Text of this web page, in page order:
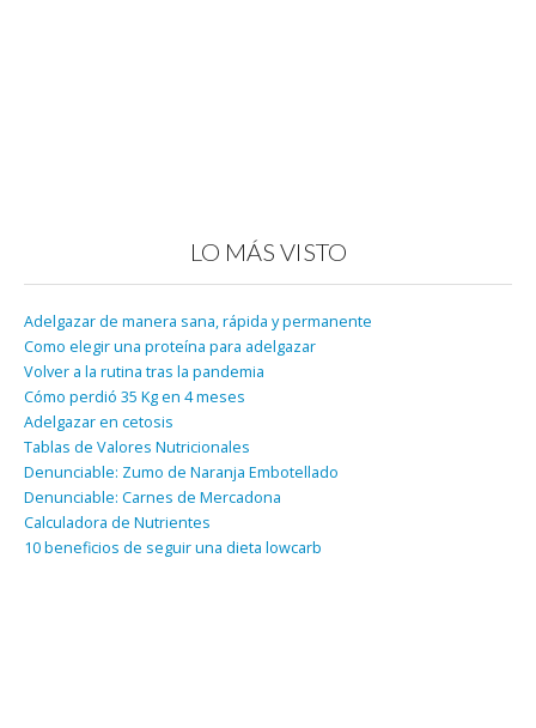
LO MÁS VISTO
Adelgazar de manera sana, rápida y permanente
Como elegir una proteína para adelgazar
Volver a la rutina tras la pandemia
Cómo perdió 35 Kg en 4 meses
Adelgazar en cetosis
Tablas de Valores Nutricionales
Denunciable: Zumo de Naranja Embotellado
Denunciable: Carnes de Mercadona
Calculadora de Nutrientes
10 beneficios de seguir una dieta lowcarb